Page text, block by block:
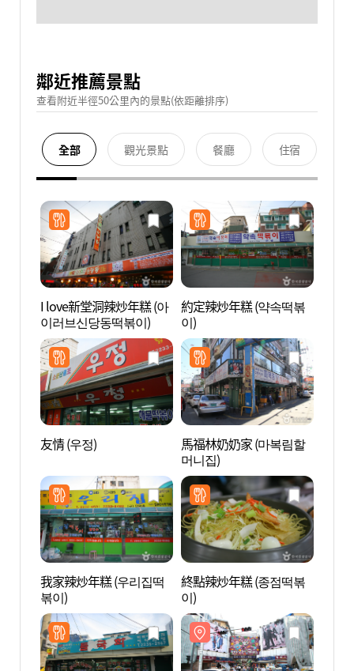
鄰近推薦景點
查看附近半徑50公里內的景點(依距離排序)
全部 觀光景點 餐廳 住宿
I love新堂洞辣炒年糕 (아
이러브신당동떡볶이)
約定辣炒年糕 (약속떡볶
이)
友情 (우정)
馬福林奶奶家 (마복림할
머니집)
我家辣炒年糕 (우리집떡
볶이)
終點辣炒年糕 (종점떡볶
이)